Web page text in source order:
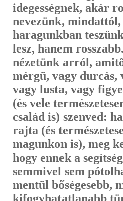
idegességnek, akár
nevezünk,
haragunkban
lesz, hanem
nézetünk arról,
mérgü, vagy durcás,
vagy lusta, vagy
(és vele
család is) szenved:
rajta (és
magunkon is), meg
hogy ennek a
semmivel sem
mentül bőségesebb,
kifogyhatatlanabb